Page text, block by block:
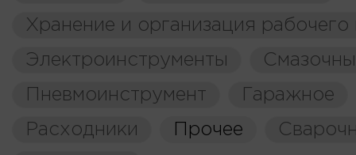
Хранение и организация рабочего
Электроинструменты
Пневмоинструмент
Гаражное
Расходники
Прочее